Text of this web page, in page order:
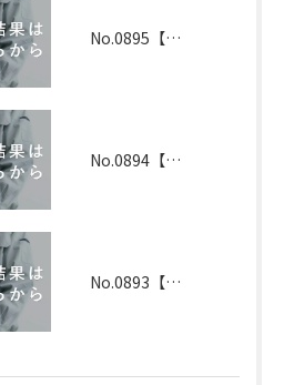
No.0895【京都】2026年6月1日 入札結果
No.0894【兵庫】2026年3月19日 入札結果
No.0893【兵庫】2026年3月25日 入札結果